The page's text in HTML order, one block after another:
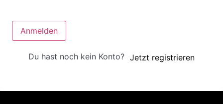
Anmelden
Du hast noch kein Konto? Jetzt registrieren